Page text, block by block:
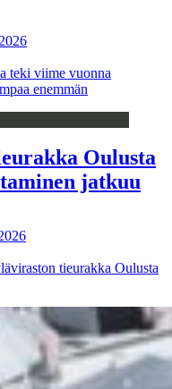
teki viime vuonna
enemmän
Oulusta
jatkuu
tieurakka Oulusta